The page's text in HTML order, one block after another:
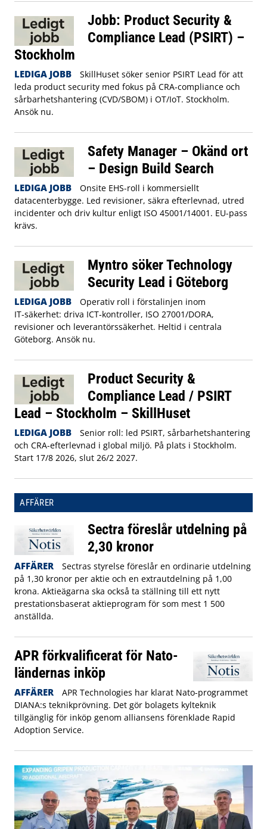
Jobb: Product Security &
Compliance Lead (PSIRT) –
Stockholm
LEDIGA JOBB
SkillHuset söker senior PSIRT Lead för att
leda product security med fokus på CRA‑compliance och
sårbarhetshantering (CVD/SBOM) i OT/IoT. Stockholm.
Ansök nu.
Safety Manager – Okänd ort
– Design Build Search
LEDIGA JOBB
Onsite EHS-roll i kommersiellt
datacenterbygge. Led revisioner, säkra efterlevnad, utred
incidenter och driv kultur enligt ISO 45001/14001. EU-pass
krävs.
Myntro söker Technology
Security Lead i Göteborg
LEDIGA JOBB
Operativ roll i förstalinjen inom
IT‑säkerhet: driva ICT‑kontroller, ISO 27001/DORA,
revisioner och leverantörssäkerhet. Heltid i centrala
Göteborg. Ansök nu.
Product Security &
Compliance Lead / PSIRT
Lead – Stockholm – SkillHuset
LEDIGA JOBB
Senior roll: led PSIRT, sårbarhetshantering
och CRA-efterlevnad i global miljö. På plats i Stockholm.
Start 17/8 2026, slut 26/2 2027.
AFFÄRER
Sectra föreslår utdelning på
2,30 kronor
AFFÄRER
Sectras styrelse föreslår en ordinarie utdelning
på 1,30 kronor per aktie och en extrautdelning på 1,00
krona. Aktieägarna ska också ta ställning till ett nytt
prestationsbaserat aktieprogram för som mest 1 500
anställda.
APR förkvalificerat för Nato-
ländernas inköp
AFFÄRER
APR Technologies har klarat Nato-programmet
DIANA:s teknikprövning. Det gör bolagets kylteknik
tillgänglig för inköp genom alliansens förenklade Rapid
Adoption Service.